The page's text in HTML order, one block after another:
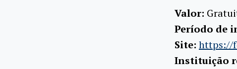
Valor:
Período de
Site: https://
Instituição